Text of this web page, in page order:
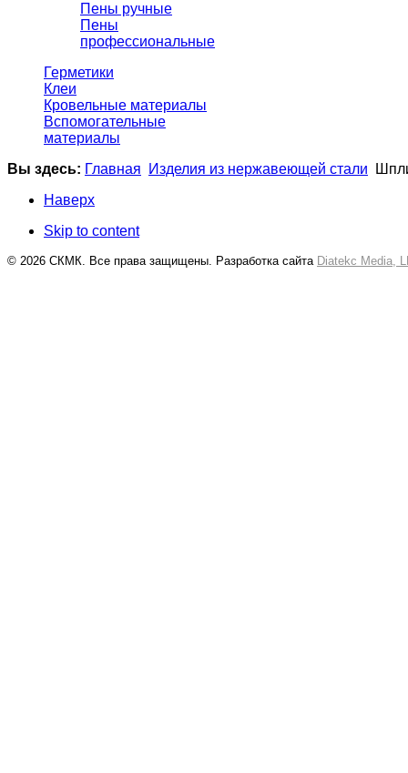
Пены ручные
Пены
профессиональные
Герметики
Клеи
Кровельные материалы
Вспомогательные
материалы
Вы здесь: Главная Изделия из нержавеющей стали
Наверх
Skip to content
© 2026 СКМК. Все права защищены. Разработка сайта Diatekc Media,